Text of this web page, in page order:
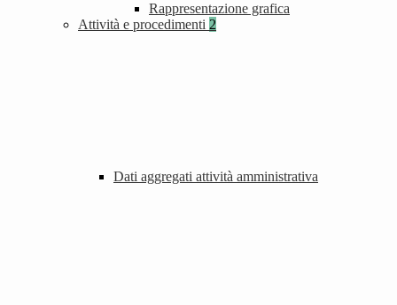
Rappresentazione grafica
Attività e procedimenti 2
Dati aggregati attività amministrativa